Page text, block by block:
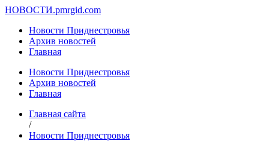
НОВОСТИ.pmrgid.com
Новости Приднестровья
Архив новостей
Главная
Новости Приднестровья
Архив новостей
Главная
Главная сайта
/
Новости Приднестровья